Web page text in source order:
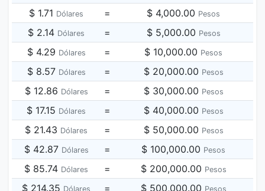
$ 1.71 Dólares = $ 4,000.00 Pesos
$ 2.14 Dólares = $ 5,000.00 Pesos
$ 4.29 Dólares = $ 10,000.00 Pesos
$ 8.57 Dólares = $ 20,000.00 Pesos
$ 12.86 Dólares = $ 30,000.00 Pesos
$ 17.15 Dólares = $ 40,000.00 Pesos
$ 21.43 Dólares = $ 50,000.00 Pesos
$ 42.87 Dólares = $ 100,000.00 Pesos
$ 85.74 Dólares = $ 200,000.00 Pesos
$ 214.35 Dólares = $ 500,000.00 Pesos